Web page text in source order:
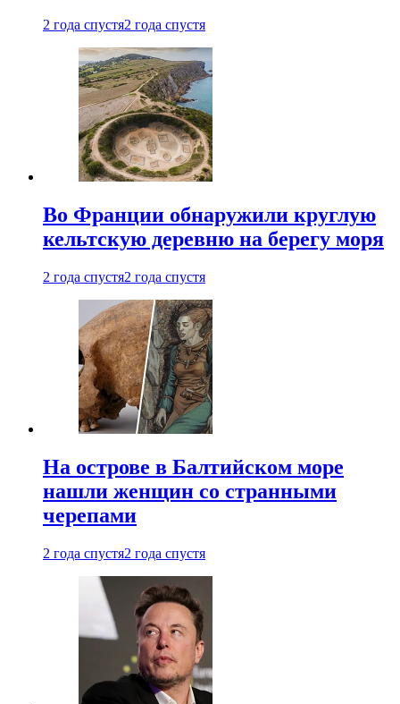
2 года спустя2 года спустя
Во Франции обнаружили круглую
кельтскую деревню на берегу моря
2 года спустя2 года спустя
На острове в Балтийском море
нашли женщин со странными
черепами
2 года спустя2 года спустя